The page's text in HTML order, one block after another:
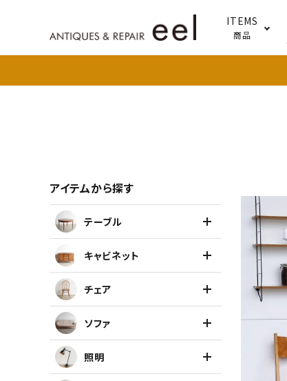
ITEMS
商品
アイテムを探す
テーブル
キャビネット
チェア
アイテムから探す
テーブル
キャビネット
チェア
ソファ
照明